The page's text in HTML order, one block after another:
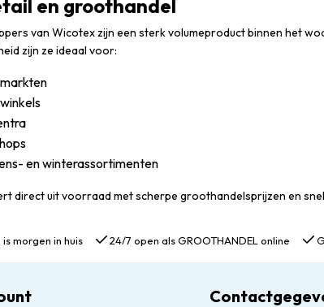
en groothandel
van Wicotex zijn een sterk volumeproduct binnen het
zijn ze ideaal voor:
en winterassortimenten
direct uit voorraad met scherpe groothandelsprijzen en
morgen in huis 24/7 open als GROOTHANDEL online